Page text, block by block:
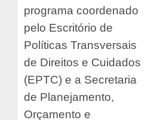
programa coordenado
pelo Escritório de
Políticas Transversais
de Direitos e Cuidados
(EPTC) e a Secretaria
de Planejamento,
Orçamento e